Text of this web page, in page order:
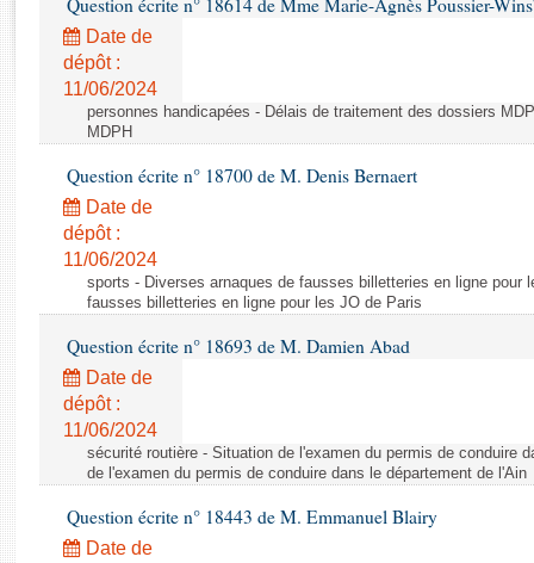
Rapports d'enquête
Rapports législatifs
Rapports sur l'application des lois
Baromètre de l’application des lois
Budget et sécurité sociale
Questions écrites et orales
Comptes rendus des débats
Question écrite n° 18614 de Mme Marie-Agnès Poussier-
Date de
dépôt :
11/06/2024
personnes handicapées - Délais de traitement des dossiers
MDPH
Question écrite n° 18700 de M. Denis Bernaert
Date de
dépôt :
11/06/2024
sports - Diverses arnaques de fausses billetteries en ligne pour
fausses billetteries en ligne pour les JO de Paris
Question écrite n° 18693 de M. Damien Abad
Date de
dépôt :
11/06/2024
sécurité routière - Situation de l'examen du permis de conduire
de l'examen du permis de conduire dans le département de l'Ain
Question écrite n° 18443 de M. Emmanuel Blairy
Date de